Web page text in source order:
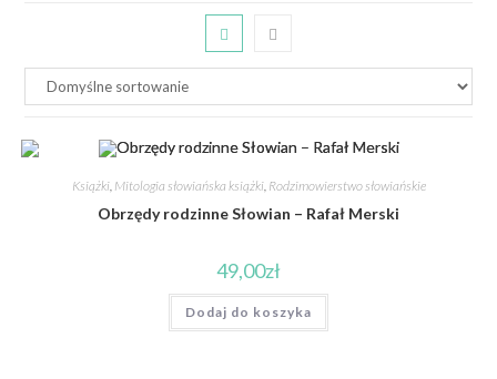
Książki, Mitologia słowiańska książki, Rodzimowierstwo słowiańskie
Obrzędy rodzinne Słowian – Rafał Merski
49,00zł
Dodaj do koszyka